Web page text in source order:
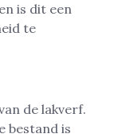
is dit een
te
de lakverf.
bestand is